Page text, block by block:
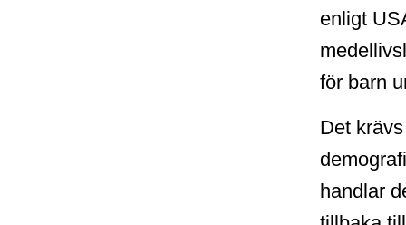
enligt
för barn
Det
handlar